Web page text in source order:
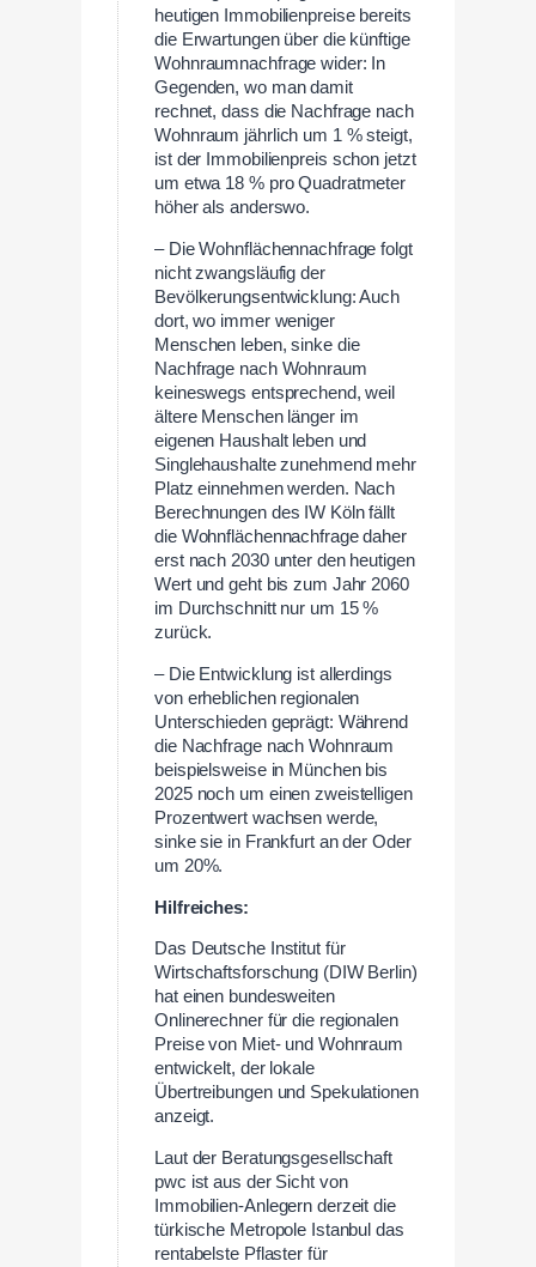
heutigen Immobilienpreise bereits
die Erwartungen über die künftige
Wohnraumnachfrage wider: In
Gegenden, wo man damit
rechnet, dass die Nachfrage nach
Wohnraum jährlich um 1 % steigt,
ist der Immobilienpreis schon jetzt
um etwa 18 % pro Quadratmeter
höher als anderswo.
– Die Wohnflächennachfrage folgt
nicht zwangsläufig der
Bevölkerungsentwicklung: Auch
dort, wo immer weniger
Menschen leben, sinke die
Nachfrage nach Wohnraum
keineswegs entsprechend, weil
ältere Menschen länger im
eigenen Haushalt leben und
Singlehaushalte zunehmend mehr
Platz einnehmen werden. Nach
Berechnungen des IW Köln fällt
die Wohnflächennachfrage daher
erst nach 2030 unter den heutigen
Wert und geht bis zum Jahr 2060
im Durchschnitt nur um 15 %
zurück.
– Die Entwicklung ist allerdings
von erheblichen regionalen
Unterschieden geprägt: Während
die Nachfrage nach Wohnraum
beispielsweise in München bis
2025 noch um einen zweistelligen
Prozentwert wachsen werde,
sinke sie in Frankfurt an der Oder
um 20%.
Hilfreiches:
Das Deutsche Institut für
Wirtschaftsforschung (DIW Berlin)
hat einen bundesweiten
Onlinerechner für die regionalen
Preise von Miet- und Wohnraum
entwickelt, der lokale
Übertreibungen und Spekulationen
anzeigt.
Laut der Beratungsgesellschaft
pwc ist aus der Sicht von
Immobilien-Anlegern derzeit die
türkische Metropole Istanbul das
rentabelste Pflaster für